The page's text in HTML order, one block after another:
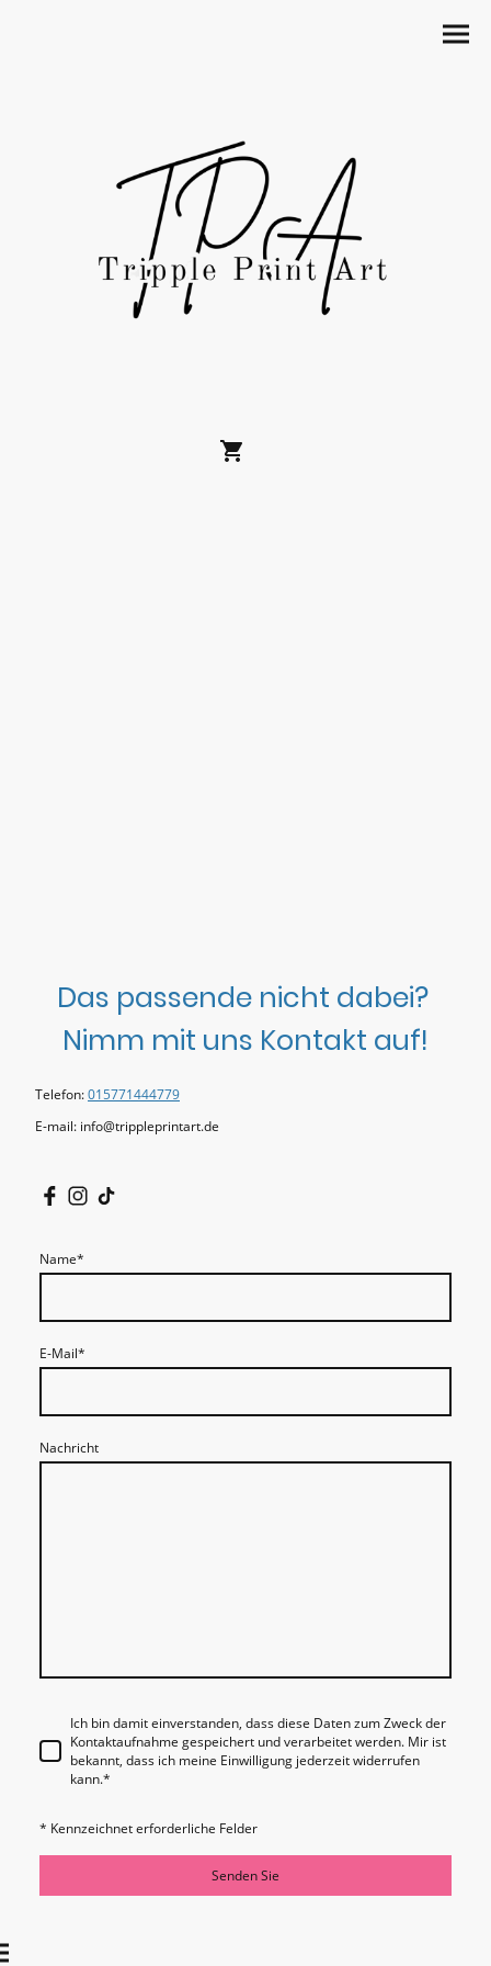
Das passende nicht dabei?
Nimm mit uns Kontakt auf!
Telefon:015771444779
E-mail: info@trippleprintart.de
Name*
E-Mail*
Nachricht
Ich bin damit einverstanden, dass diese Daten zum Zweck der
Kontaktaufnahme gespeichert und verarbeitet werden. Mir ist
bekannt, dass ich meine Einwilligung jederzeit widerrufen
kann.*
* Kennzeichnet erforderliche Felder
Senden Sie